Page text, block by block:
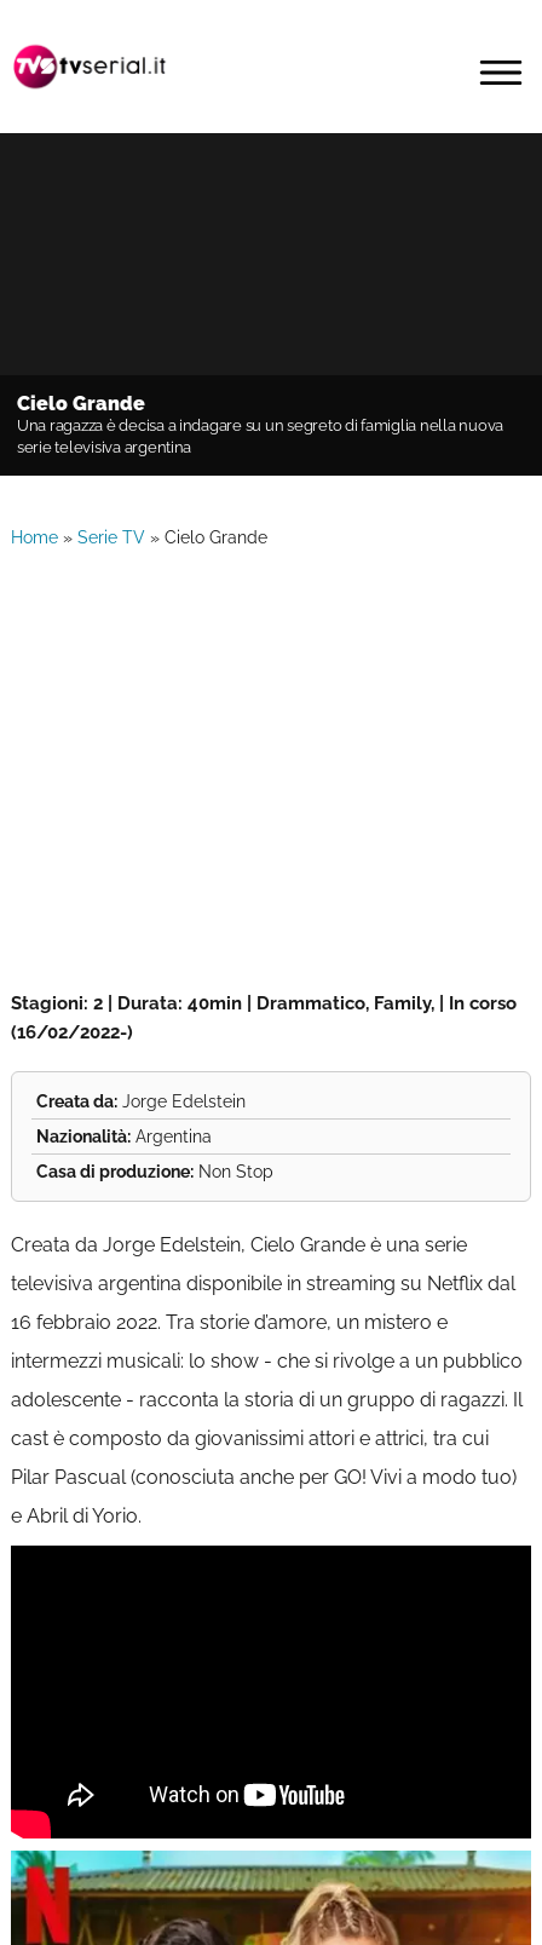
alla
navigazione
contenuto
MENU
Cielo Grande
Una ragazza è decisa a indagare su un segreto di famiglia nella nuova
serie televisiva argentina
Home» Serie TV» Cielo Grande
Stagioni: 2 | Durata: 40min | Drammatico, Family, | In corso
(16/02/2022-)
Creata da:Jorge Edelstein
Nazionalità:Argentina
Casa di produzione:Non Stop
Creata da Jorge Edelstein, Cielo Grande è una serie
televisiva argentina disponibile in streaming su Netflix dal
16 febbraio 2022. Tra storie d’amore, un mistero e
intermezzi musicali: lo show - che si rivolge a un pubblico
adolescente - racconta la storia di un gruppo di ragazzi. Il
cast è composto da giovanissimi attori e attrici, tra cui
Pilar Pascual (conosciuta anche per GO! Vivi a modo tuo)
e Abril di Yorio.